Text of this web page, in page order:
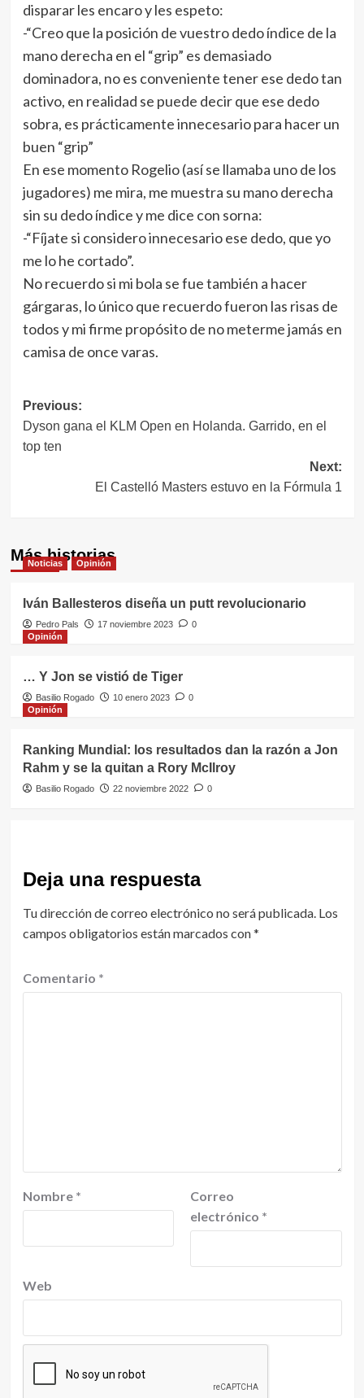
disparar les encaro y les espeto:
-“Creo que la posición de vuestro dedo índice de la
mano derecha en el “grip” es demasiado
dominadora, no es conveniente tener ese dedo tan
activo, en realidad se puede decir que ese dedo
sobra, es prácticamente innecesario para hacer un
buen “grip”
En ese momento Rogelio (así se llamaba uno de los
jugadores) me mira, me muestra su mano derecha
sin su dedo índice y me dice con sorna:
-“Fíjate si considero innecesario ese dedo, que yo
me lo he cortado”.
No recuerdo si mi bola se fue también a hacer
gárgaras, lo único que recuerdo fueron las risas de
todos y mi firme propósito de no meterme jamás en
camisa de once varas.
Navegación
de
entradas
Previous:
Dyson gana el KLM Open en Holanda. Garrido, en el
top ten
Next:
El Castelló Masters estuvo en la Fórmula 1
Más historias
Noticias Opinión
Iván Ballesteros diseña un putt revolucionario
Pedro Pals 17 noviembre 2023
0
Opinión
… Y Jon se vistió de Tiger
Basilio Rogado 10 enero 2023
0
Opinión
Ranking Mundial: los resultados dan la razón a Jon
Rahm y se la quitan a Rory McIlroy
Basilio Rogado 22 noviembre 2022 0
Deja una respuesta
Tu dirección de correo electrónico no será publicada. Los
campos obligatorios están marcados con*
Comentario *
Nombre *
Correo
electrónico *
Web